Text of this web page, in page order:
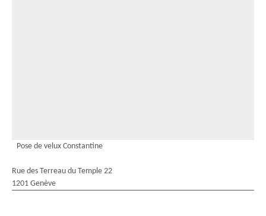
Pose de velux Constantine
Rue des Terreau du Temple 22
1201 Genève